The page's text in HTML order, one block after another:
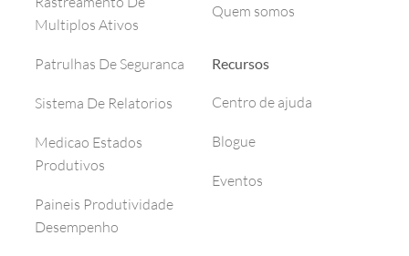
Multiplos Ativos
Patrulhas De Seguranca
Sistema De Relatorios
Medicao Estados
Produtivos
Paineis Produtividade
Desempenho
Quem somos
Recursos
Centro de ajuda
Blogue
Eventos